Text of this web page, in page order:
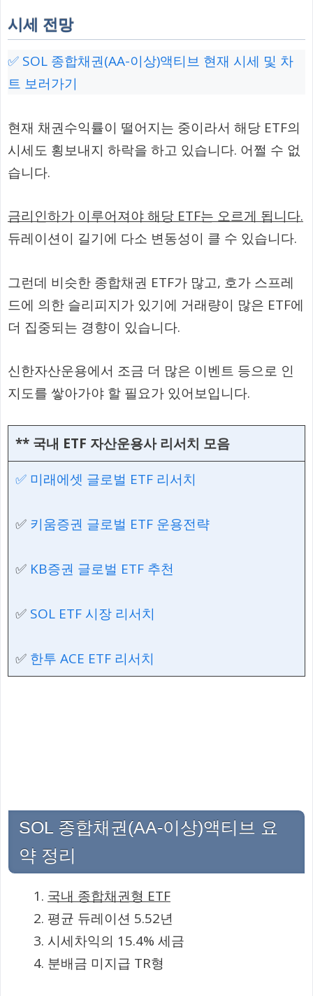
시세 전망
✅ SOL 종합채권(AA-이상)액티브 현재 시세 및 차
트 보러가기
현재 채권수익률이 떨어지는 중이라서 해당 ETF의
시세도 횡보내지 하락을 하고 있습니다. 어쩔 수 없
습니다.
금리인하가 이루어져야 해당 ETF는 오르게 됩니다.
듀레이션이 길기에 다소 변동성이 클 수 있습니다.
그런데 비슷한 종합채권 ETF가 많고, 호가 스프레
드에 의한 슬리피지가 있기에 거래량이 많은 ETF에
더 집중되는 경향이 있습니다.
신한자산운용에서 조금 더 많은 이벤트 등으로 인
지도를 쌓아가야 할 필요가 있어보입니다.
** 국내 ETF 자산운용사 리서치 모음
✅ 미래에셋 글로벌 ETF 리서치
✅ 키움증권 글로벌 ETF 운용전략
✅ KB증권 글로벌 ETF 추천
✅ SOL ETF 시장 리서치
✅ 한투 ACE ETF 리서치
SOL 종합채권(AA-이상)액티브 요
약 정리
국내 종합채권형 ETF
평균 듀레이션 5.52년
시세차익의 15.4% 세금
분배금 미지급 TR형